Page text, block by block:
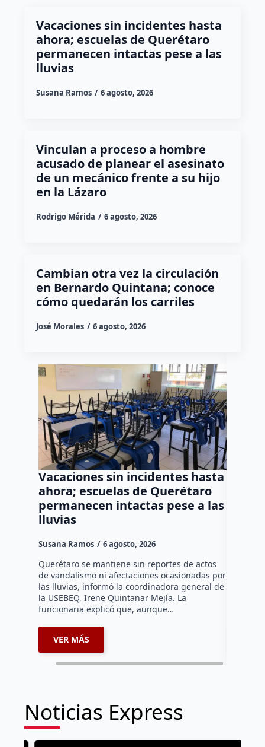
Vacaciones sin incidentes hasta
ahora; escuelas de Querétaro
permanecen intactas pese a las
lluvias
Susana Ramos 6 agosto, 2026
Vinculan a proceso a hombre
acusado de planear el asesinato
de un mecánico frente a su hijo
en la Lázaro
Rodrigo Mérida 6 agosto, 2026
Cambian otra vez la circulación
en Bernardo Quintana; conoce
cómo quedarán los carriles
José Morales 6 agosto, 2026
Vacaciones sin incidentes hasta
ahora; escuelas de Querétaro
permanecen intactas pese a las
lluvias
Susana Ramos 6 agosto, 2026
Querétaro se mantiene sin reportes de actos
de vandalismo ni afectaciones ocasionadas por
las lluvias, informó la coordinadora general de
la USEBEQ, Irene Quintanar Mejía. La
funcionaria explicó que, aunque…
VER MÁS
Noticias Express